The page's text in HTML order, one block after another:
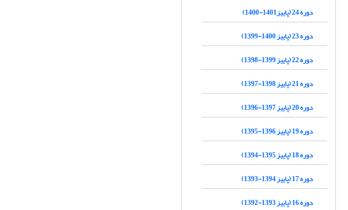
دوره 24 (پاییز1401-1400)
دوره 23 (پاییز 1400-1399)
دوره 22 (پاییز 1399-1398)
دوره 21 (پاییز 1398-1397)
دوره 20 (پاییز 1397-1396)
دوره 19 (پاییز 1396-1395)
دوره 18 (پاییز 1395-1394)
دوره 17 (پاییز 1394-1393)
دوره 16 (پاییز 1393-1392)